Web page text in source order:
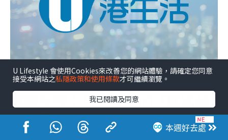
震撼反轉：另一時空的「圓滿结
局」？
本週好去處
U Lifestyle 會使用Cookies來改善您的網站體驗，請確定您同意
接受本網站之私隱政策和使用條款才可繼續瀏覽。
我已閱讀及同意